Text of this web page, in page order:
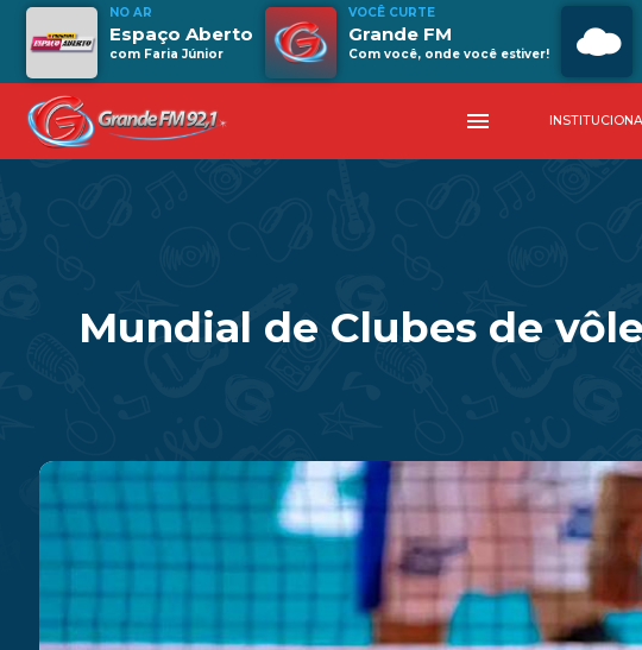
NO AR
Espaço Aberto
com Faria Júnior
VOCÊ CURTE
Grande FM
Com você, onde você estiver!
menu
Mundial de Clubes de